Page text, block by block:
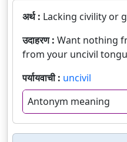
अर्थ : Lacking civility or
उदाहरण : Want nothing
from your uncivil
पर्यायवाची : uncivil
Antonym meaning